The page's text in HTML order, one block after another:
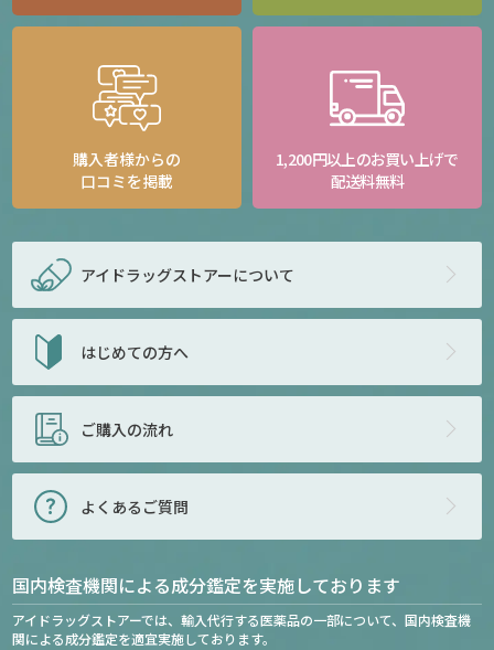
購入者様からの
口コミを掲載
1,200円以上のお買い上げで
配送料無料
アイドラッグストアーについて
はじめての方へ
ご購入の流れ
よくあるご質問
国内検査機関による成分鑑定を実施しております
アイドラッグストアーでは、輸入代行する医薬品の一部について、国内検査機
関による成分鑑定を適宜実施しております。